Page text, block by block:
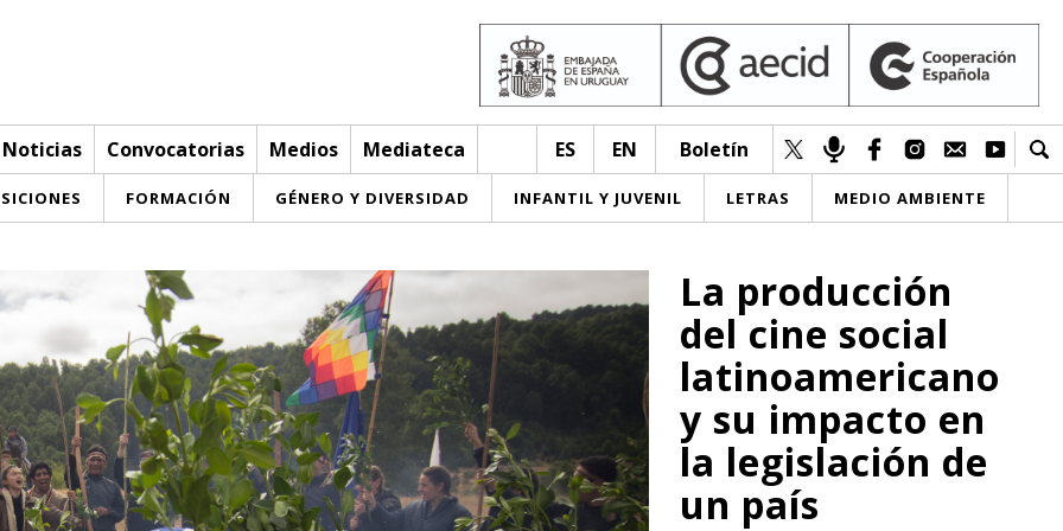
Noticias Convocatorias Medios Mediateca ES EN Boletín
FORMACIÓN GÉNERO Y DIVERSIDAD INFANTIL Y JUVENIL LETRAS MEDIO AMBIENTE
La producción
del cine social
latinoamericano
y su impacto en
la legislación de
un país